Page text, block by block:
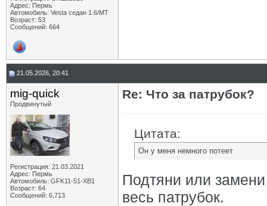
Адрес: Пермь
Автомобиль: Vesta седан 1.6/МТ
Возраст: 53
Сообщений: 664
21.05.2026, 20:41
mig-quick
Продвинутый
Регистрация: 21.03.2021
Адрес: Пермь
Автомобиль: GFK11-51-ХВ1
Возраст: 64
Сообщений: 6,713
Re: Что за патрубок?
Цитата:
Он у меня немного потеет
Подтяни или
весь патрубок.